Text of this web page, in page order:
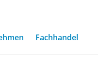
Fachhandel